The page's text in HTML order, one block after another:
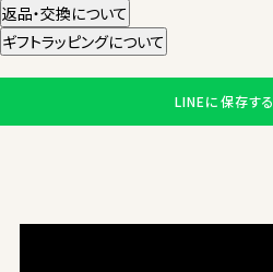
返品・交換について
ギフトラッピングについて
LINEに保存する